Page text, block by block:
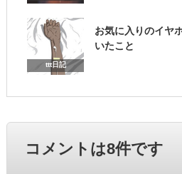
ttt日記
お気に入りのイヤ
いたこと
コメントは8件です